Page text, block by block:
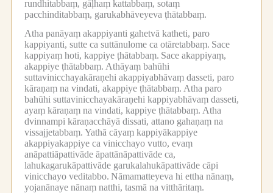
rundhitabbaṃ, gāḷhaṃ kattabbaṃ, sotaṃ
pacchinditabbaṃ, garukabhāveyeva ṭhātabbaṃ.
Atha panāyaṃ akappiyanti gahetvā katheti, paro
kappiyanti, sutte ca suttānulome ca otāretabbaṃ. Sace
kappiyaṃ hoti, kappiye ṭhātabbaṃ. Sace akappiyaṃ,
akappiye ṭhātabbaṃ. Athāyaṃ bahūhi
suttavinicchayakāraṇehi akappiyabhāvaṃ dasseti, paro
kāraṇaṃ na vindati, akappiye ṭhātabbaṃ. Atha paro
bahūhi suttavinicchayakāraṇehi kappiyabhāvaṃ dasseti,
ayaṃ kāraṇaṃ na vindati, kappiye ṭhātabbaṃ. Atha
dvinnampi kāraṇacchāyā dissati, attano gahaṇaṃ na
vissajjetabbaṃ. Yathā cāyaṃ kappiyākappiye
akappiyakappiye ca vinicchayo vutto, evaṃ
anāpattiāpattivāde āpattānāpattivāde ca,
lahukagarukāpattivāde garukalahukāpattivāde cāpi
vinicchayo veditabbo. Nāmamatteyeva hi ettha nānaṃ,
yojanānaye nānaṃ natthi, tasmā na vitthāritaṃ.